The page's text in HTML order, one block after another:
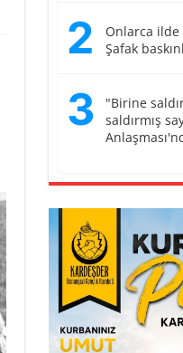
2
Onlarca ilde
Şafak
3
"Birine
saldırmış